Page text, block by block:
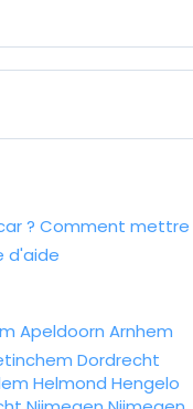
? Comment mettre
d'aide
Apeldoorn Arnhem
Dordrecht
Helmond Hengelo